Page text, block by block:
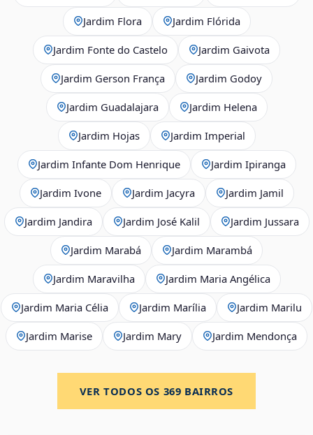
Jardim Flora Jardim Flórida
Jardim Fonte do Castelo Jardim Gaivota
Jardim Gerson França Jardim Godoy
Jardim Guadalajara Jardim Helena
Jardim Hojas Jardim Imperial
Jardim Infante Dom Henrique Jardim Ipiranga
Jardim Ivone Jardim Jacyra Jardim Jamil
Jardim Jandira Jardim José Kalil Jardim Jussara
Jardim Marabá Jardim Marambá
Jardim Maravilha Jardim Maria Angélica
Jardim Maria Célia Jardim Marília Jardim Marilu
Jardim Marise Jardim Mary Jardim Mendonça
VER TODOS OS 369 BAIRROS